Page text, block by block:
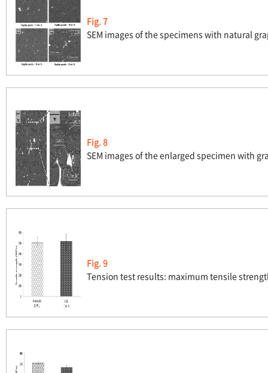
Fig. 7
SEM images of the specimens with natural
Fig. 8
SEM images of the enlarged specimen with
Fig. 9
Tension test results: maximum tensile